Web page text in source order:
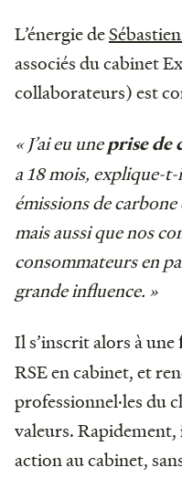
L’énergie de
associés du cabinet
collaborateurs) est
« J’ai eu uneprise de
a 18 mois, explique-
émissions de
mais aussi que nos
consommateurs en
grande influence. »
Il s’inscrit alors à une
RSE en cabinet, et
professionnel·les du
valeurs.
action au cabinet,